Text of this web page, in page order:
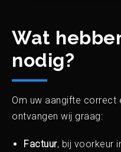
Wat
nodig?
Om uw aangifte correct
ontvangen wij graag:
Factuur, bij voorkeur